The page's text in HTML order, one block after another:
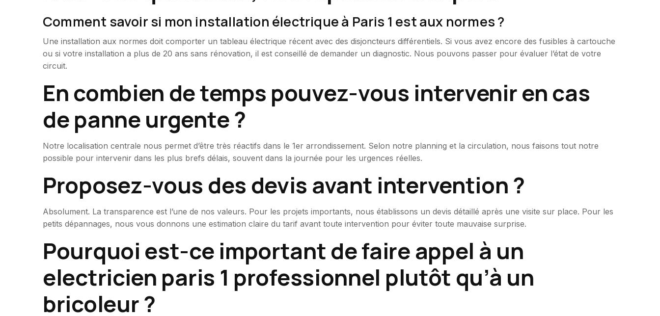
Comment savoir si mon installation électrique à Paris 1 est aux normes ?
Une installation aux normes doit comporter un tableau électrique récent avec des disjoncteurs différentiels. Si vous avez encore des fusibles à cartouche
ou si votre installation a plus de 20 ans sans rénovation, il est conseillé de demander un diagnostic. Nous pouvons passer pour évaluer l’état de votre
circuit.
En combien de temps pouvez-vous intervenir en cas
de panne urgente ?
Notre localisation centrale nous permet d’être très réactifs dans le 1er arrondissement. Selon notre planning et la circulation, nous faisons tout notre
possible pour intervenir dans les plus brefs délais, souvent dans la journée pour les urgences réelles.
Proposez-vous des devis avant intervention ?
Absolument. La transparence est l’une de nos valeurs. Pour les projets importants, nous établissons un devis détaillé après une visite sur place. Pour les
petits dépannages, nous vous donnons une estimation claire du tarif avant toute intervention pour éviter toute mauvaise surprise.
Pourquoi est-ce important de faire appel à un
electricien paris 1 professionnel plutôt qu’à un
bricoleur ?